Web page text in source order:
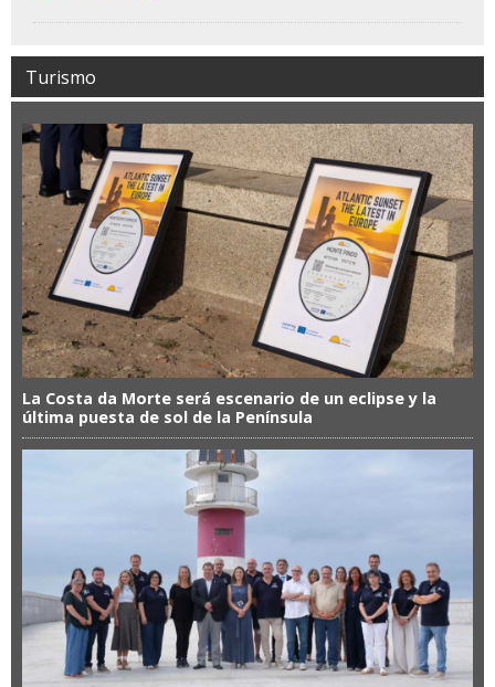
Turismo
La Costa da Morte será escenario de un eclipse y la
última puesta de sol de la Península